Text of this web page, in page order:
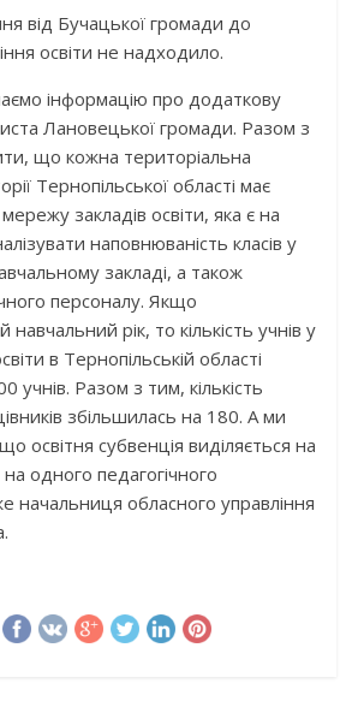
від Бучацької громади до
освіти не надходило.
інформацію про додаткову
Лановецької громади. Разом з
що кожна територіальна
Тернопільської області має
закладів освіти, яка є на
наповнюваність класів у
закладі, а також
персоналу. Якщо
рік, то кількість учнів у
в Тернопільській області
учнів. Разом з тим, кількість
збільшилась на 180. А ми
освітня субвенція виділяється на
одного педагогічного
начальниця обласного управління